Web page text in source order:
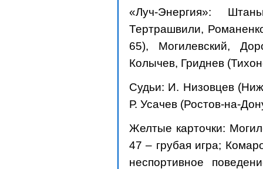
«Луч-Энергия»:
Тертрашвили,
65), Могилевский,
Колычев, Гриднев
Судьи: И. Низовцев
Р. Усачев (Ростов-на-
Желтые карточки:
47 – грубая игра;
неспортивное